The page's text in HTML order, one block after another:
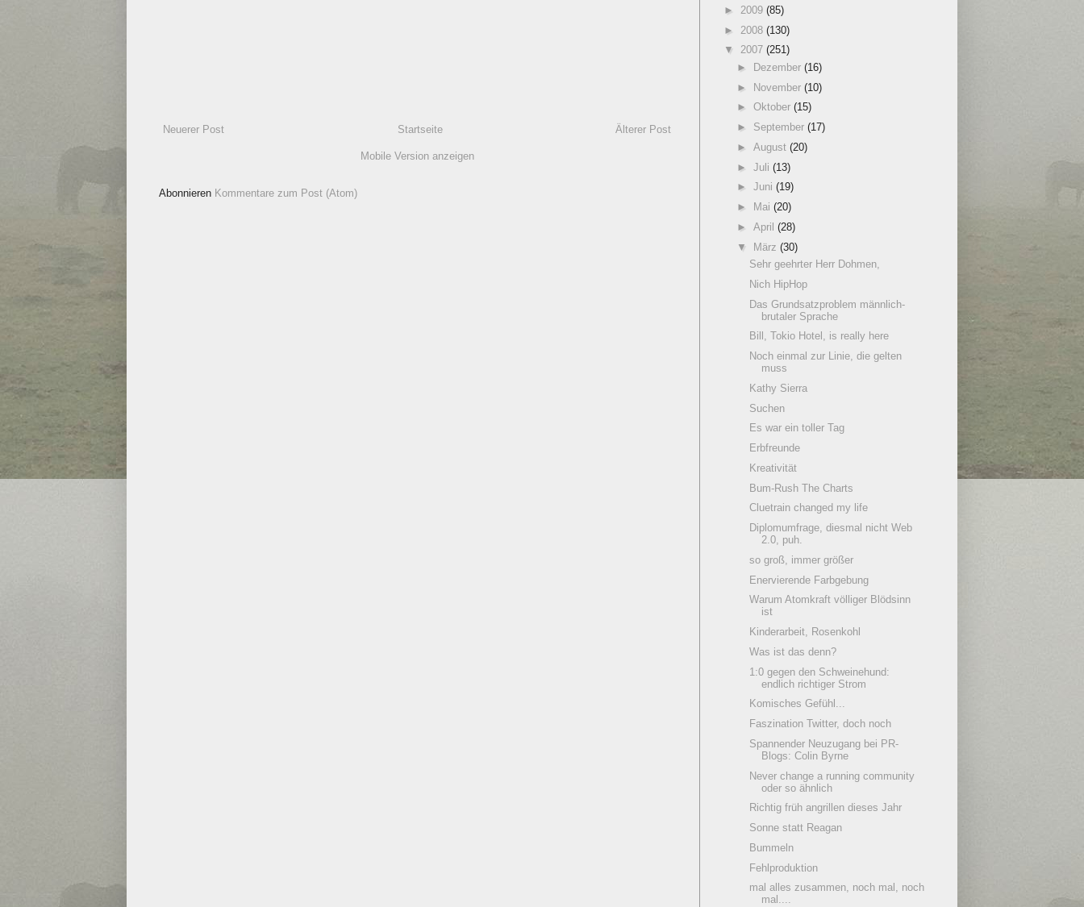
Neuerer Post Älterer Post
Startseite
Mobile Version anzeigen
Abonnieren Kommentare zum Post (Atom)
► 2009 (85)
► 2008 (130)
▼ 2007 (251)
►
Dezember (16)
► November (10)
► Oktober (15)
► September (17)
► August (20)
► Juli (13)
► Juni (19)
►
Mai (20)
► April (28)
▼ März (30)
Sehr geehrter Herr Dohmen,
Nich HipHop
Das Grundsatzproblem männlich-
brutaler Sprache
Bill, Tokio Hotel, is really here
Noch einmal zur Linie, die gelten
muss
Kathy Sierra
Suchen
Es war ein toller Tag
Erbfreunde
Kreativität
Bum-Rush The Charts
Cluetrain changed my life
Diplomumfrage, diesmal nicht Web
2.0, puh.
so groß, immer größer
Enervierende Farbgebung
Warum Atomkraft völliger Blödsinn
ist
Kinderarbeit, Rosenkohl
Was ist das denn?
1:0 gegen den Schweinehund:
endlich richtiger Strom
Komisches Gefühl...
Faszination Twitter, doch noch
Spannender Neuzugang bei PR-
Blogs: Colin Byrne
Never change a running community
oder so ähnlich
Richtig früh angrillen dieses Jahr
Sonne statt Reagan
Bummeln
Fehlproduktion
mal alles zusammen, noch mal, noch
mal....